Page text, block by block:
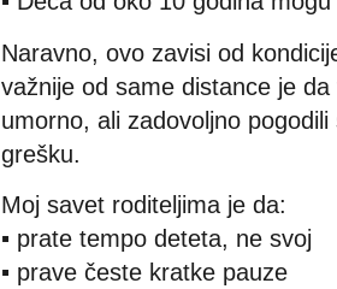
Naravno, ovo zavisi od
važnije od same distance je
umorno, ali zadovoljno
grešku.
Moj savet roditeljima je da:
▪ prate tempo deteta, ne svoj
▪ prave česte kratke pauze